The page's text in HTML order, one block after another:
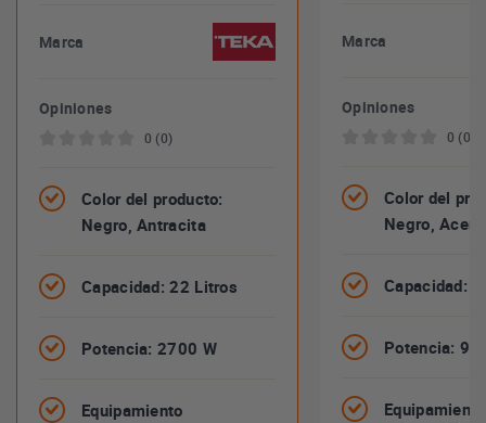
Marca
Opiniones
0 (0)
Color del producto:
Negro, Antracita
Capacidad: 22 Litros
Potencia: 2700 W
Equipamiento
Marca
Opiniones
0 (0)
Color del
Negro,
Capacidad:
Potencia:
Equipamiento